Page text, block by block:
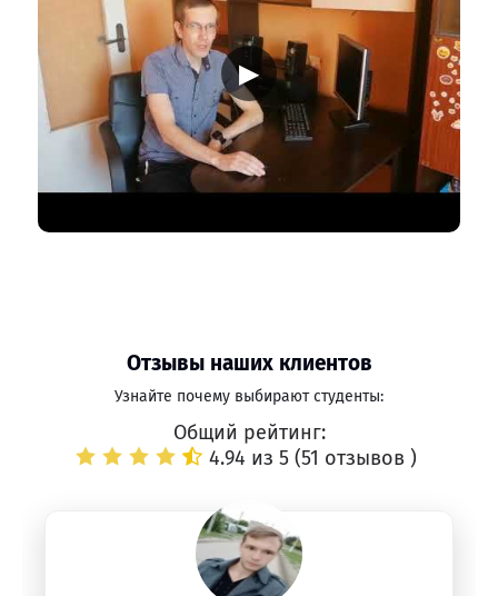
▶
Отзывы наших клиентов
Узнайте почему выбирают студенты:
Общий рейтинг:
4.94 из 5 (51 отзывов )